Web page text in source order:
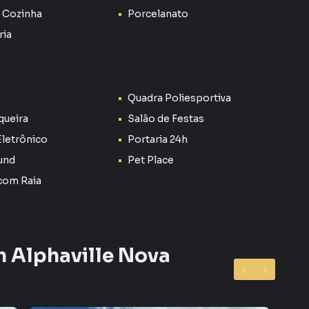
portaria e diversas opções de lazer,
para toda a família.
Alphaville Nova Esplanada, em Votorantim. Não
sobre Casa em Votorantim? Entre em contato
apartamentos, casas residenciais e comerciais,
com segurança e tranquilidade. Na Plus Negócios
Porcelanato
Quadra Poliesportiva
Salão de Festas
Portaria 24h
Pet Place
Raia
Alphaville Nova